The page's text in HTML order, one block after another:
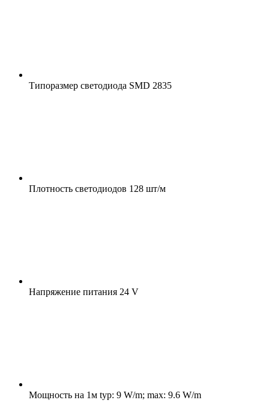
Типоразмер светодиода SMD 2835
Плотность светодиодов 128 шт/м
Напряжение питания 24 V
Мощность на 1м typ: 9 W/m; max: 9.6 W/m